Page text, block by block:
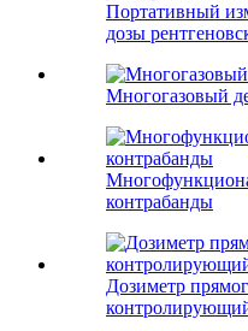
Портативный
дозы
Многогазовый
контрабанды
Дозиметр